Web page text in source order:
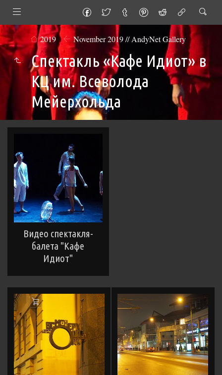
2019 November 2019 // AndyNet Gallery
Спектакль «Кафе Идиот» в
КЦ им. Всеволода
Мейерхольда
Видео спектакля-
балета "Кафе
Идиот"
Add
to
Cart